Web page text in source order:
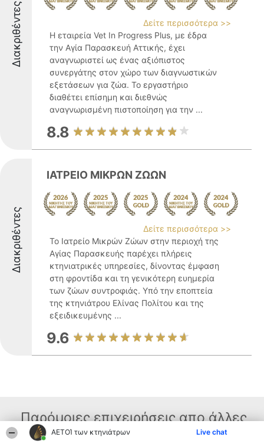
ΑΕΤΟΊ των κτηνιάτρων Live chat
Διακριθέντες
Δείτε περισσότερα >>
Η εταιρεία Vet In Progress Plus, με έδρα
την Αγία Παρασκευή Αττικής, έχει
αναγνωριστεί ως ένας αξιόπιστος
συνεργάτης στον χώρο των διαγνωστικών
εξετάσεων για ζώα. Το εργαστήριο
διαθέτει επίσημη και διεθνώς
αναγνωρισμένη πιστοποίηση για την ...
8.8
Διακριθέντες
ΙΑΤΡΕΙΟ ΜΙΚΡΩΝ ΖΩΩΝ
Δείτε περισσότερα >>
Το Ιατρείο Μικρών Ζώων στην περιοχή της
Αγίας Παρασκευής παρέχει πλήρεις
κτηνιατρικές υπηρεσίες, δίνοντας έμφαση
στη φροντίδα και τη γενικότερη ευημερία
των ζώων συντροφιάς. Υπό την εποπτεία
της κτηνιάτρου Ελίνας Πολίτου και της
εξειδικευμένης ...
9.6
Παρόμοιες επιχειρήσεις απο άλλες
περιοχές